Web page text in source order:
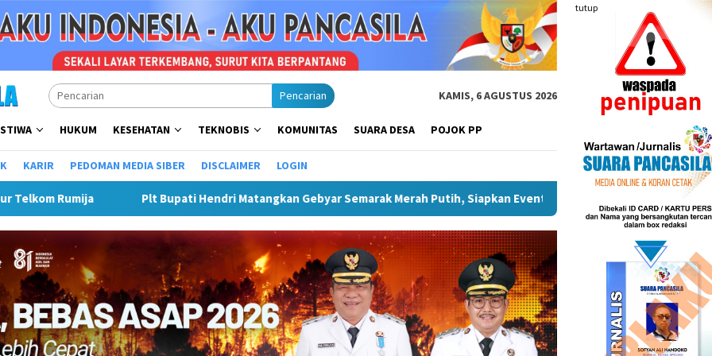
tutup
Pencarian KAMIS, 6 AGUSTUS 2026
HUKUM KESEHATAN TEKNOBIS KOMUNITAS SUARA DESA POJOK PP
KARIR PEDOMAN MEDIA SIBER DISCLAIMER LOGIN
Semarak Merah Putih, Siapkan Event Besar Dongkrak UMKM Dan Pariwisata Plt Bupati Hendri Dukung Percepatan